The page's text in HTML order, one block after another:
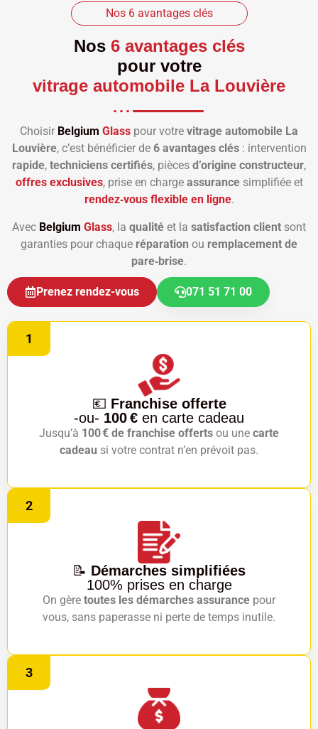
Nos 6 avantages clés
Nos 6 avantages clés
pour votre
vitrage automobile La Louvière
Choisir Belgium Glass pour votre vitrage automobile La
Louvière, c’est bénéficier de 6 avantages clés: intervention
rapide, techniciens certifiés, pièces d’origine constructeur,
offres exclusives, prise en charge assurancesimplifiée et
rendez‑vous flexible en ligne.
Avec Belgium Glass, la qualité et la satisfaction client sont
garanties pour chaque réparation ou remplacement de
pare‑brise.
Prenez rendez-vous 071 51 71 00
1
💶 Franchise offerte
-ou- 100 € en carte cadeau
Jusqu’à 100 € de franchise offerts ou une carte
cadeau si votre contrat n’en prévoit pas.
2
📝 Démarches simplifiées
100% prises en charge
On gère toutes les démarches assurance pour
vous, sans paperasse ni perte de temps inutile.
3